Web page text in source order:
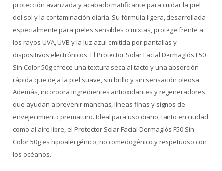
protección avanzada y acabado matificante para cuidar la piel
del sol y la contaminación diaria. Su fórmula ligera, desarrollada
especialmente para pieles sensibles o mixtas, protege frente a
los rayos UVA, UVB y la luz azul emitida por pantallas y
dispositivos electrónicos. El Protector Solar Facial Dermaglós F50
Sin Color 50g ofrece una textura seca al tacto y una absorción
rápida que deja la piel suave, sin brillo y sin sensación oleosa.
Además, incorpora ingredientes antioxidantes y regeneradores
que ayudan a prevenir manchas, líneas finas y signos de
envejecimiento prematuro. Ideal para uso diario, tanto en ciudad
como al aire libre, el Protector Solar Facial Dermaglós F50 Sin
Color 50g es hipoalergénico, no comedogénico y respetuoso con
los océanos.